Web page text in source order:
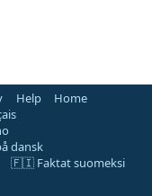
Help
Home
dansk
🇫🇮 Faktat suomeksi